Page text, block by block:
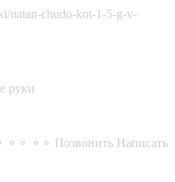
natan-chudo-kot-1-5-g-v-
руки
⚬⚬ ⚬⚬ Позвонить Написать